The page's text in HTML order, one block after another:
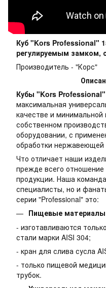
Куб "Kors Professional"
регулируемым замком,
Производитель - "Корс"
Кубы "Kors Professional"
максимальная
качестве и
собственном
оборудовании, с
обработки нержавеющей
Что отличает наши
прежде всего
продукции. Наша
специалисты, но и
серии "Professional" это:
Пищевые материалы
- изготавливаются
стали марки AISI 304;
- кран для слива сусла
- только пищевой
трубок.